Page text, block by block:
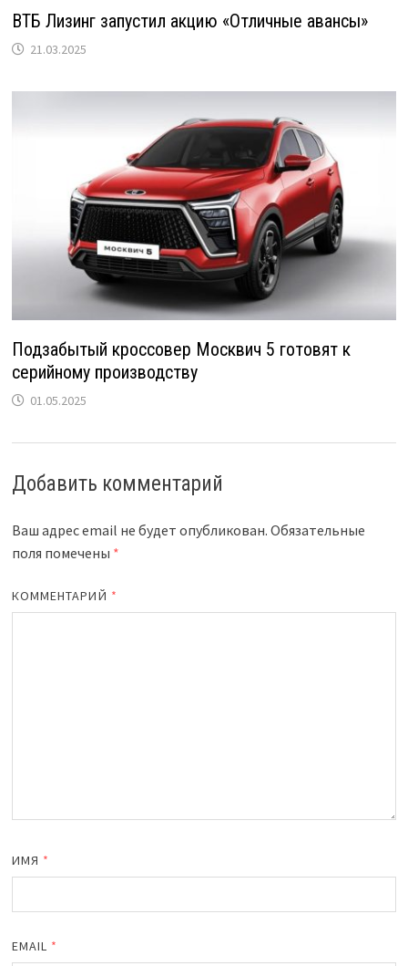
ВТБ Лизинг запустил акцию «Отличные авансы»
21.03.2025
Подзабытый кроссовер Москвич 5 готовят к
серийному производству
01.05.2025
Добавить комментарий
Ваш адрес email не будет опубликован. Обязательные
поля помечены *
КОММЕНТАРИЙ *
ИМЯ *
EMAIL *